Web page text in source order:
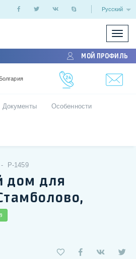
Русский
/
МОЙ ПРОФИЛЬ
Документы Особенности
P-1459
дом для